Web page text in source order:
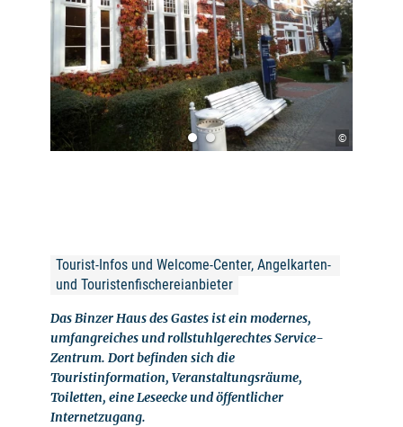
©
Tourist-Infos und Welcome-Center, Angelkarten-
und Touristenfischereianbieter
Das Binzer Haus des Gastes ist ein modernes,
umfangreiches und rollstuhlgerechtes Service-
Zentrum. Dort befinden sich die
Touristinformation, Veranstaltungsräume,
Toiletten, eine Leseecke und öffentlicher
Internetzugang.